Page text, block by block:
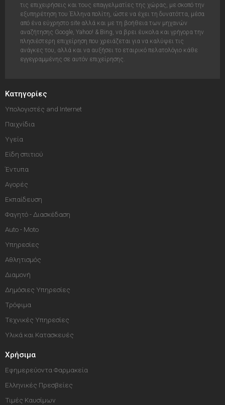
τις επιχειρήσεις και τους επαγγελματίες της χώρας, με σκοπό την
εξυπηρέτηση του Έλληνα πολίτη, ώστε να έχει τη δυνατόττα, μέσα
από ένα εύχρηστο site αλλά και με τη βοήθεια των μηχανών
αναζήτησης Google, Yahoo! & Bing, να βρει έυκολα και γρήγορα την
πλησιέστερη επιχείρηση που χρειάζεται για να καλύψει τις
ανάγκες του, αλλά και να αυξήσει το εταιρικό πελατολόγιο κάθε
εγγεγραμμένης σε αυτόν επιχείρησης.
Κατηγορίες
Υπολογιστές and Internet
Παιχνίδια
Υγεία
Είδη σπιτιού
Έντυπα
Αγορές
Εκπαίδευση
Φαγητό - Διασκέδαση
Auto - Moto
Υπηρεσίες
Αθλητισμός
Διαμονή
Δημόσιες Υπηρεσίες
Τρόφιμα
Τεχνικές Υπηρεσίες
Υλικά και Κατασκευές
Χρήσιμα
Εφημερεύοντα Φαρμακεία
Ελληνικές Πρεσβείες
Τιμές Καυσίμων